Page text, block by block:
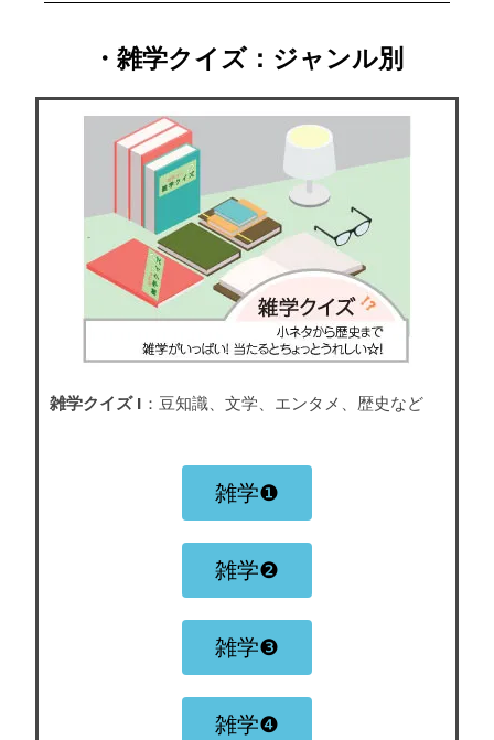
・雑学クイズ：ジャンル別
雑学クイズ I ：豆知識、文学、エンタメ、歴史など
雑学❶
雑学❷
雑学❸
雑学❹